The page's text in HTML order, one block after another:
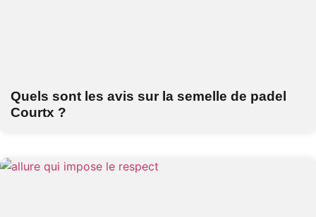
Quels sont les avis sur la semelle de padel
Courtx ?